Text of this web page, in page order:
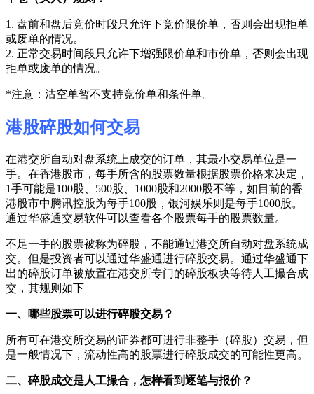
1. 盘前和盘后竞价时段只允许下竞价限价单，否则会出现拒单
或废单的情况。
2. 正常交易时间段只允许下增强限价单和市价单，否则会出现
拒单或废单的情况。
*注意：沽空单暂不支持竞价单和条件单。
港股碎股如何交易
在港交所自动对盘系统上成交的订单，其最小交易单位是一
手。在香港股市，每手所含的股票数量根据股票价格来决定，
1手可能是100股、500股、1000股和2000股不等，如目前的香
港股市中腾讯控股为每手100股，银河娱乐则是每手1000股。
通过华盛通交易软件可以查看各个股票每手的股票数量。
不足一手的股票被称为碎股，不能通过港交所自动对盘系统成
交。但是投资者可以通过华盛通进行碎股交易。通过华盛通下
出的碎股订单被放置在港交所专门的碎股板块等待人工撮合成
交，其规则如下
一、哪些股票可以进行碎股交易？
所有可在港交所交易的证券都可进行非整手（碎股）交易，但
是一般情况下，流动性高的股票进行碎股成交的可能性更高。
二、碎股成交是人工撮合，怎样看到逐笔与报价？